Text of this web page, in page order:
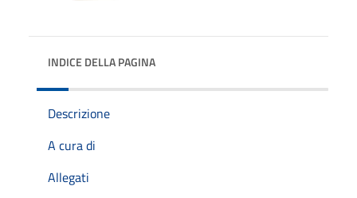
INDICE DELLA PAGINA
Descrizione
A cura di
Allegati